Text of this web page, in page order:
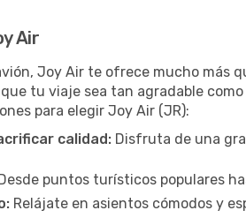
Air
Joy Air te ofrece mucho más
tu viaje sea tan agradable
para elegir Joy Air (JR):
calidad: Disfruta de una
puntos turísticos populares
Relájate en asientos cómodos y